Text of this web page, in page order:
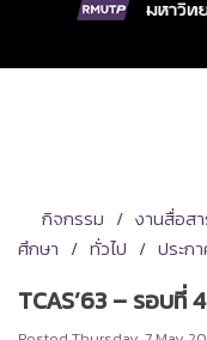
กิจกรรม งานสื่อส
ศึกษา
ทั่วไป ประก
TCAS’63 – รอบที่